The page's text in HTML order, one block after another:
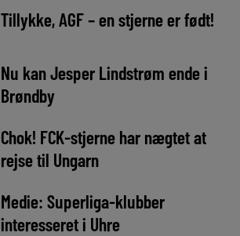
Tillykke, AGF – en stjerne er født!
Nu kan Jesper Lindstrøm ende i
Brøndby
Chok! FCK-stjerne har nægtet at
rejse til Ungarn
Medie: Superliga-klubber
interesseret i Uhre